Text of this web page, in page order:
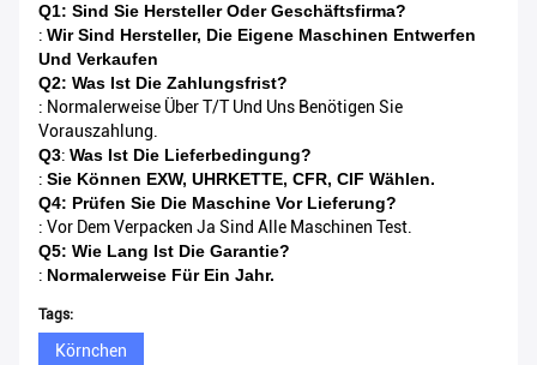
Q1: Sind Sie Hersteller Oder Geschäftsfirma?
: Wir Sind Hersteller, Die Eigene Maschinen Entwerfen
Und Verkaufen
Q2: Was Ist Die Zahlungsfrist?
: Normalerweise Über T/T Und Uns Benötigen Sie
Vorauszahlung.
Q3: Was Ist Die Lieferbedingung?
: Sie Können EXW, UHRKETTE, CFR, CIF Wählen.
Q4: Prüfen Sie Die Maschine Vor Lieferung?
: Vor Dem Verpacken Ja Sind Alle Maschinen Test.
Q5: Wie Lang Ist Die Garantie?
: Normalerweise Für Ein Jahr.
Tags:
Körnchen